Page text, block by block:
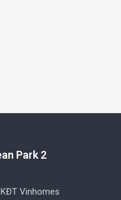
Park 2
Vinhomes